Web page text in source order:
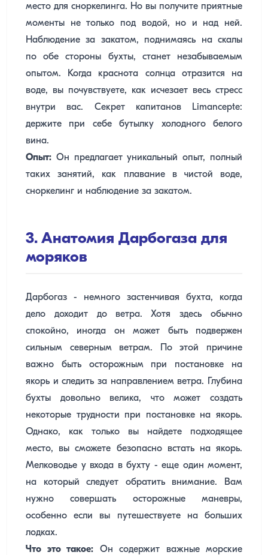
место для сноркелинга. Но вы получите приятные
моменты не только под водой, но и над ней.
Наблюдение за закатом, поднимаясь на скалы
по обе стороны бухты, станет незабываемым
опытом. Когда краснота солнца отразится на
воде, вы почувствуете, как исчезает весь стресс
внутри вас. Секрет капитанов Limancepte:
держите при себе бутылку холодного белого
вина.
Опыт: Он предлагает уникальный опыт, полный
таких занятий, как плавание в чистой воде,
сноркелинг и наблюдение за закатом.
3. Анатомия Дарбогаза для
моряков
Дарбогаз - немного застенчивая бухта, когда
дело доходит до ветра. Хотя здесь обычно
спокойно, иногда он может быть подвержен
сильным северным ветрам. По этой причине
важно быть осторожным при постановке на
якорь и следить за направлением ветра. Глубина
бухты довольно велика, что может создать
некоторые трудности при постановке на якорь.
Однако, как только вы найдете подходящее
место, вы сможете безопасно встать на якорь.
Мелководье у входа в бухту - еще один момент,
на который следует обратить внимание. Вам
нужно совершать осторожные маневры,
особенно если вы путешествуете на больших
лодках.
Что это такое: Он содержит важные морские